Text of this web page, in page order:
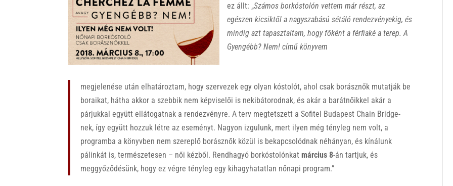
ez állt: „Számos borkóstolón vettem már részt, az
egészen kicsiktől a nagyszabású sétáló rendezvényekig, és
mindig azt tapasztaltam, hogy főként a férfiaké a terep. A
Gyengébb? Nem! című könyvem
megjelenése után elhatároztam, hogy szervezek egy olyan kóstolót, ahol csak borásznők mutatják be
boraikat, hátha akkor a szebbik nem képviselői is nekibátorodnak, és akár a barátnőikkel akár a
párjukkal együtt ellátogatnak a rendezvényre. A terv megtetszett a Sofitel Budapest Chain Bridge-
nek, így együtt hozzuk létre az eseményt. Nagyon izgulunk, mert ilyen még tényleg nem volt, a
programba a könyvben nem szereplő borásznők közül is bekapcsolódnak néhányan, és kínálunk
pálinkát is, természetesen – női kézből. Rendhagyó borkóstolónkatmárcius 8-án tartjuk, és
meggyőződésünk, hogy ez végre tényleg egy kihagyhatatlan nőnapi program.”